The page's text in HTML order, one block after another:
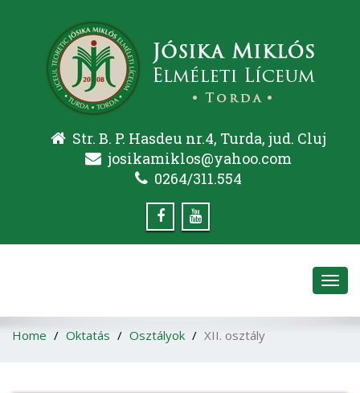
Str. B. P. Hasdeu nr.4, Turda, jud. Cluj
josikamiklos@yahoo.com
0264/311.554
Home Oktatás Osztályok XII. osztály